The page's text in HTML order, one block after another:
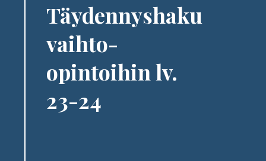
Täydennyshaku
vaihto-
opintoihin lv.
23-24